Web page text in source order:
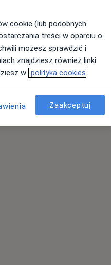
cookie (lub podobnych
treści w oparciu o
możesz sprawdzić i
znajdziesz również linki
w polityka cookies
Zaakceptuj